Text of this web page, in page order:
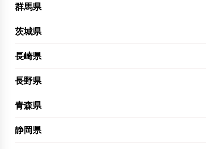
群馬県
茨城県
長崎県
長野県
青森県
静岡県